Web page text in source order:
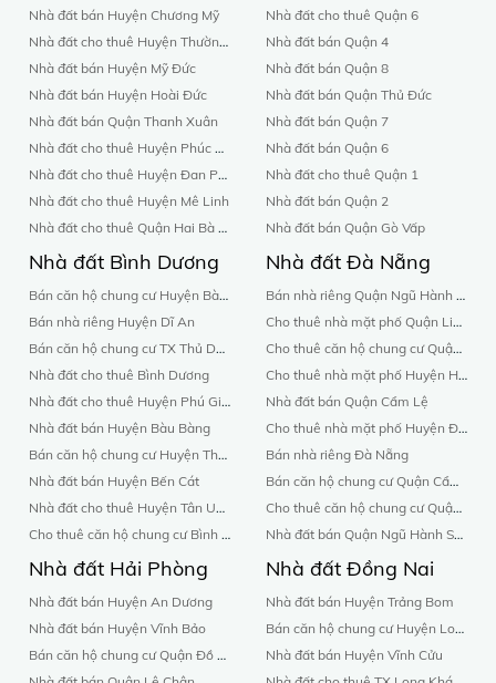
Nhà đất bán Huyện Chương Mỹ
Nhà đất cho thuê Huyện Thường Tín
Nhà đất bán Huyện Mỹ Đức
Nhà đất bán Huyện Hoài Đức
Nhà đất bán Quận Thanh Xuân
Nhà đất cho thuê Huyện Phúc Thọ
Nhà đất cho thuê Huyện Đan Phượng
Nhà đất cho thuê Huyện Mê Linh
Nhà đất cho thuê Quận Hai Bà Trưng
Nhà đất cho thuê Quận 6
Nhà đất bán Quận 4
Nhà đất bán Quận 8
Nhà đất bán Quận Thủ Đức
Nhà đất bán Quận 7
Nhà đất bán Quận 6
Nhà đất cho thuê Quận 1
Nhà đất bán Quận 2
Nhà đất bán Quận Gò Vấp
Nhà đất Bình Dương
Bán căn hộ chung cư Huyện Bàu Bàng
Bán nhà riêng Huyện Dĩ An
Bán căn hộ chung cư TX Thủ Dầu Một
Nhà đất cho thuê Bình Dương
Nhà đất cho thuê Huyện Phú Giáo
Nhà đất bán Huyện Bàu Bàng
Bán căn hộ chung cư Huyện Thuận An
Nhà đất bán Huyện Bến Cát
Nhà đất cho thuê Huyện Tân Uyên
Cho thuê căn hộ chung cư Bình Dương
Nhà đất Đà Nẵng
Bán nhà riêng Quận Ngũ Hành Sơn
Cho thuê nhà mặt phố Quận Liên Chiểu
Cho thuê căn hộ chung cư Quận Cẩm Lệ
Cho thuê nhà mặt phố Huyện Hoà Vang
Nhà đất bán Quận Cẩm Lệ
Cho thuê nhà mặt phố Huyện Đảo Hoàng Sa
Bán nhà riêng Đà Nẵng
Bán căn hộ chung cư Quận Cẩm Lệ
Cho thuê căn hộ chung cư Quận Liên Chiểu
Nhà đất bán Quận Ngũ Hành Sơn
Nhà đất Hải Phòng
Nhà đất bán Huyện An Dương
Nhà đất bán Huyện Vĩnh Bảo
Bán căn hộ chung cư Quận Đồ Sơn
Nhà đất Đồng Nai
Nhà đất bán Huyện Trảng Bom
Bán căn hộ chung cư Huyện Long Thành
Nhà đất bán Huyện Vĩnh Cửu